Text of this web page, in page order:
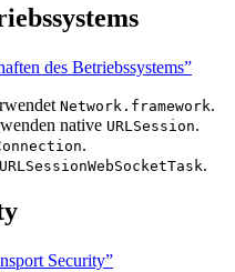
des Betriebssystems”
Network.framework.
native URLSession.
.
URLSessionWebSocketTask.
Security”